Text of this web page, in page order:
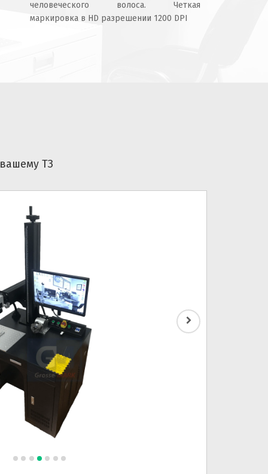
человеческого волоса. Четкая
маркировка в HD разрешении 1200 DPI
ТЗ